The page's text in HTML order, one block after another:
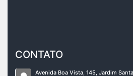
CONTATO
Avenida Boa Vista, 145, Jardim